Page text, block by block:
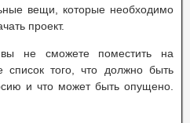
вещи, которые необходимо
проект.
не сможете поместить на
список того, что должно быть
и что может быть опущено.